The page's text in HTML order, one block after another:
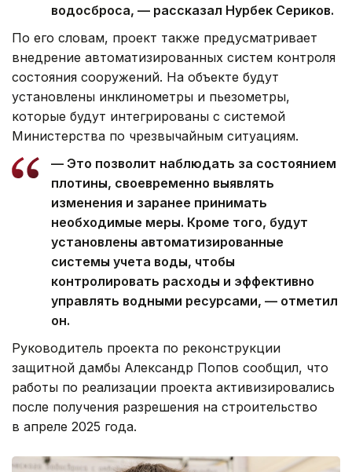
водосброса, — рассказал Нурбек Сериков.
По его словам, проект также предусматривает
внедрение автоматизированных систем контроля
состояния сооружений. На объекте будут
установлены инклинометры и пьезометры,
которые будут интегрированы с системой
Министерства по чрезвычайным ситуациям.
— Это позволит наблюдать за состоянием
плотины, своевременно выявлять
изменения и заранее принимать
необходимые меры. Кроме того, будут
установлены автоматизированные
системы учета воды, чтобы
контролировать расходы и эффективно
управлять водными ресурсами, — отметил
он.
Руководитель проекта по реконструкции
защитной дамбы Александр Попов сообщил, что
работы по реализации проекта активизировались
после получения разрешения на строительство
в апреле 2025 года.